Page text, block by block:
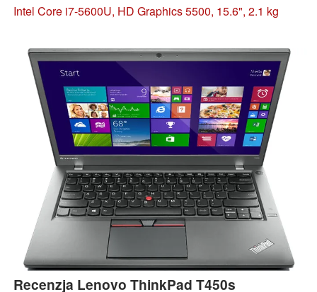
typu TN (a nie IPS). Ze względy na niskie TDP (15 W)
wydajnością.
Intel Core i7-5600U, HD Graphics 5500, 15.6", 2.1 kg
Recenzja Lenovo ThinkPad T450s